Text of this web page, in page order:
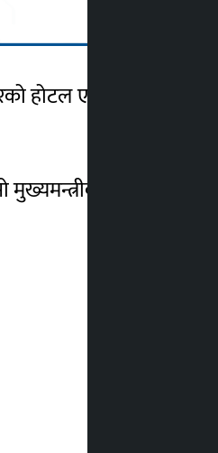
होटल एसियाटिकमा
सपथग्रहण